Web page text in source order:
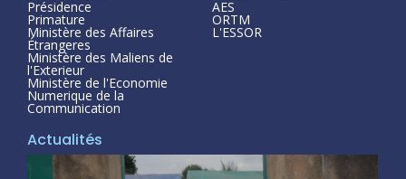
Présidence
Primature
Ministère des Affaires
Étrangeres
Ministère des Maliens de
l'Exterieur
Ministère de l'Economie
Numerique de la
Communication
AES
ORTM
L'ESSOR
Actualités